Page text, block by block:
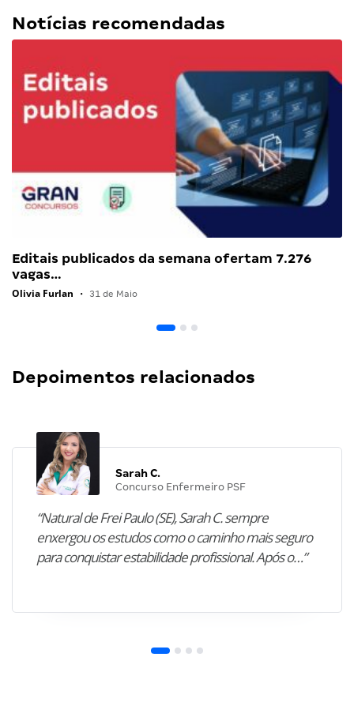
Notícias recomendadas
Editais publicados da semana ofertam 7.276
vagas…
Olivia Furlan • 31 de Maio
Depoimentos relacionados
Sarah C.
Concurso Enfermeiro PSF
“Natural de Frei Paulo (SE), Sarah C. sempre
enxergou os estudos como o caminho mais seguro
para conquistar estabilidade profissional. Após o…”